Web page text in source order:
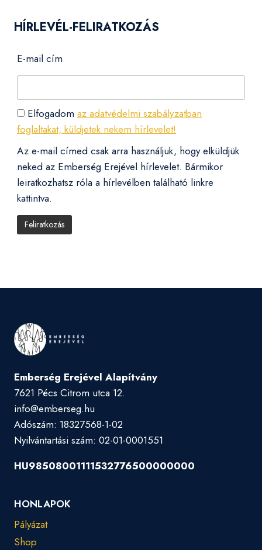
HÍRLEVÉL-FELIRATKOZÁS
E-mail cím
Elfogadom az adatvédelmi szabályzatban
foglaltakat, küldjetek nekem hírlevelet!
Az e-mail címed csak arra használjuk, hogy elküldjük
neked az Emberség Erejével hírlevelet. Bármikor
leiratkozhatsz róla a hírlevélben található linkre
kattintva.
Emberség Erejével Alapítvány
7621 Pécs Citrom utca 12.
info@emberseg.hu
Adószám: 18327568-1-02
Nyilvántartási szám: 02-01-0001551
HU98508001111532776500000000
HONLAPOK
Pályázat
Shop